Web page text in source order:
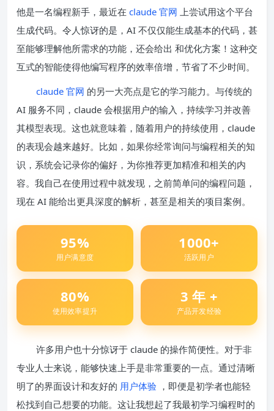
他是一名编程新手，最近在 claude 官网 上尝试用这个平台
生成代码。令人惊讶的是，AI 不仅仅能生成基本的代码，甚
至能够理解他所需求的功能，还会给出 和优化方案！这种交
互式的智能使得他编写程序的效率倍增，节省了不少时间。
claude 官网 的另一大亮点是它的学习能力。与传统的
AI 服务不同，claude 会根据用户的输入，持续学习并改善
其模型表现。这也就意味着，随着用户的持续使用，claude
的表现会越来越好。比如，如果你经常询问与编程相关的知
识，系统会记录你的偏好，为你推荐更加精准和相关的内
容。我自己在使用过程中就发现，之前简单问的编程问题，
现在 AI 能给出更具深度的解析，甚至是相关的项目案例。
95%
用户满意度
1000+
活跃用户
80%
使用效率提升
3 年 +
产品开发经验
许多用户也十分惊讶于 claude 的操作简便性。对于非
专业人士来说，能够快速上手是非常重要的一点。通过清晰
明了的界面设计和友好的 用户体验 ，即便是初学者也能轻
松找到自己想要的功能。这让我想起了我最初学习编程时的